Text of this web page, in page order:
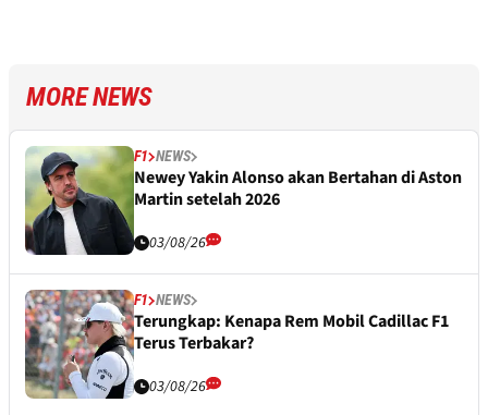
MORE NEWS
F1 NEWS
Newey Yakin Alonso akan Bertahan di Aston
Martin setelah 2026
03/08/26
F1 NEWS
Terungkap: Kenapa Rem Mobil Cadillac F1
Terus Terbakar?
03/08/26